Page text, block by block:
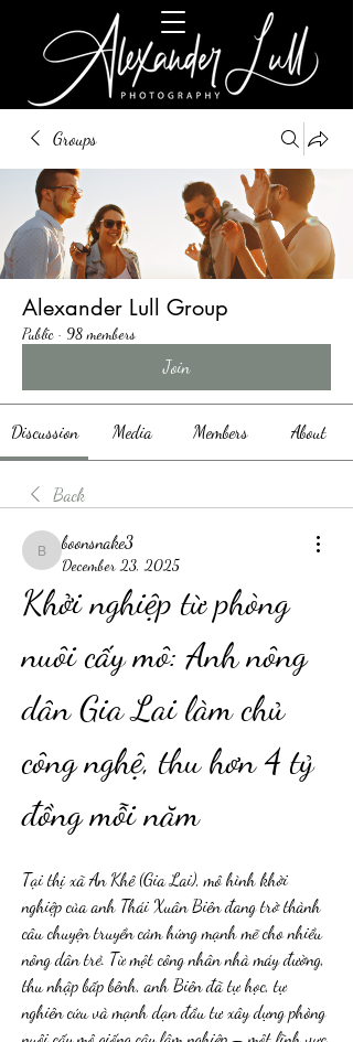
Groups
Alexander Lull Group
Public · 98 members
Join
Discussion Media Members About
Back
boonsnake3
boonsnake3
December 23, 2025
Khởi nghiệp từ phòng
nuôi cấy mô: Anh nông
dân Gia Lai làm chủ
công nghệ, thu hơn 4 tỷ
đồng mỗi năm
Tại thị xã An Khê (Gia Lai), mô hình khởi
nghiệp của anh Thái Xuân Biên đang trở thành
câu chuyện truyền cảm hứng mạnh mẽ cho nhiều
nông dân trẻ. Từ một công nhân nhà máy đường,
thu nhập bấp bênh, anh Biên đã tự học, tự
nghiên cứu và mạnh dạn đầu tư xây dựng phòng